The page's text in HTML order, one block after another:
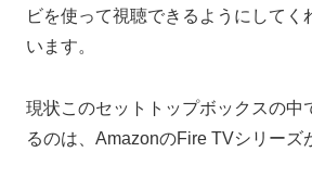
ビを使って視聴できるようにしてく
います。
現状このセットトップボックスの中
るのは、AmazonのFire TVシリーズ